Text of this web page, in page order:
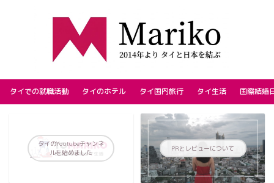
タイでの就職活動 タイのホテル タイ国内旅行 タイ生活 国際結婚
タイのYoutubeチャンネ
ルを始めました
PRとレビューについて